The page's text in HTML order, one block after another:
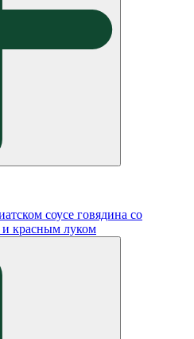
соусе говядина со
красным луком